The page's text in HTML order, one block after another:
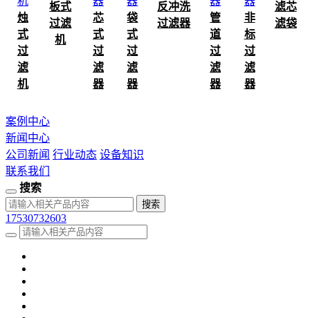
烛
式
过
滤
机
板式
过滤
机
芯
式
过
滤
器
袋
式
过
滤
器
反冲洗
过滤器
管
道
过
滤
器
非
标
过
滤
器
滤芯
滤袋
案例中心
新闻中心
公司新闻 行业动态 设备知识
联系我们
搜索
17530732603